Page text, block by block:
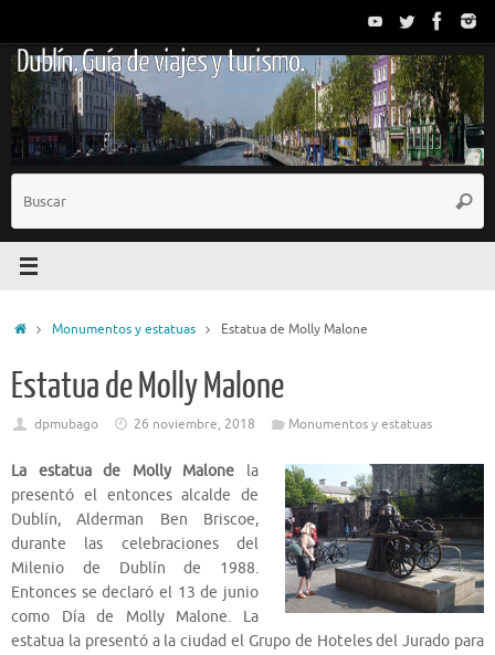
contenido
Dublín. Guía de viajes y turismo.
InicioMonumentos y estatuas Estatua de Molly Malone
Estatua de Molly Malone
dpmubago 26 noviembre, 2018 Monumentos y estatuas
La estatua de Molly Malone la
presentó el entonces alcalde de
Dublín, Alderman Ben Briscoe,
durante las celebraciones del
Milenio de Dublín de 1988.
Entonces se declaró el 13 de junio
como Día de Molly Malone. La
estatua la presentó a la ciudad el Grupo de Hoteles del Jurado para